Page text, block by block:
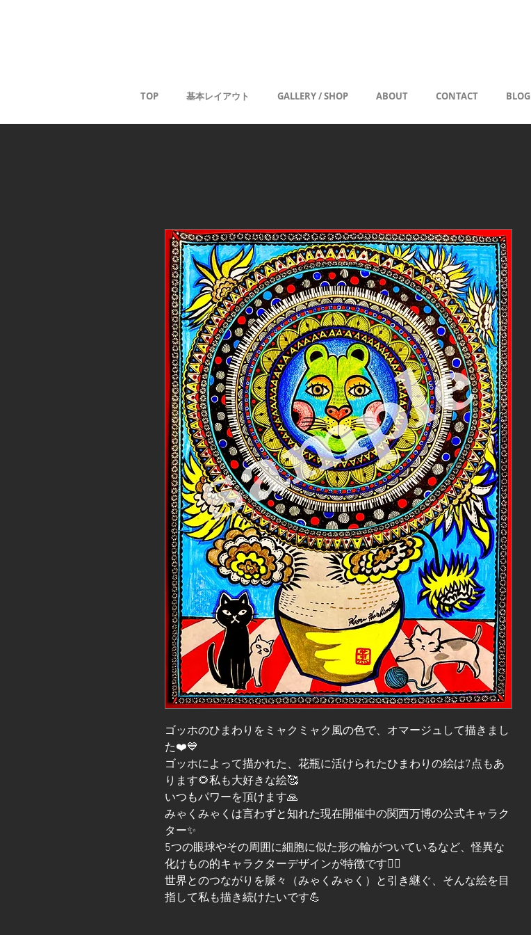
TOP 基本レイアウト GALLERY / SHOP ABOUT CONTACT BLOG
ゴッホのひまわりをミャクミャク風の色で、オマージュして描きまし
た❤️💙
ゴッホによって描かれた、花瓶に活けられたひまわりの絵は7点もあ
ります🌻私も大好きな絵🥰
いつもパワーを頂けます🙏
みゃくみゃくは言わずと知れた現在開催中の関西万博の公式キャラク
ター✨
5つの眼球やその周囲に細胞に似た形の輪がついているなど、怪異な
化けもの的キャラクターデザインが特徴です🙂‍↕️
世界とのつながりを脈々（みゃくみゃく）と引き継ぐ、そんな絵を目
指して私も描き続けたいです💪